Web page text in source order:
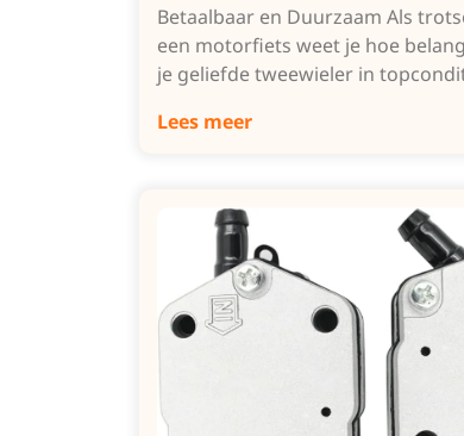
Betaalbaar en Duurzaam Als
een motorfiets weet je hoe
je geliefde tweewieler in
Lees meer